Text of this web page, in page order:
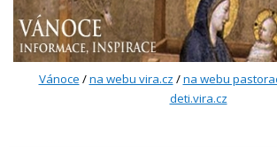
Vánoce /na webu vira.cz /na webu
deti.vira.cz